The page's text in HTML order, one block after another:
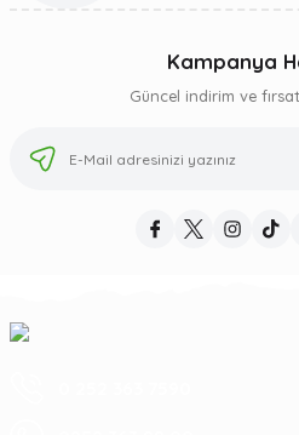
Kampanya
Güncel indirim ve